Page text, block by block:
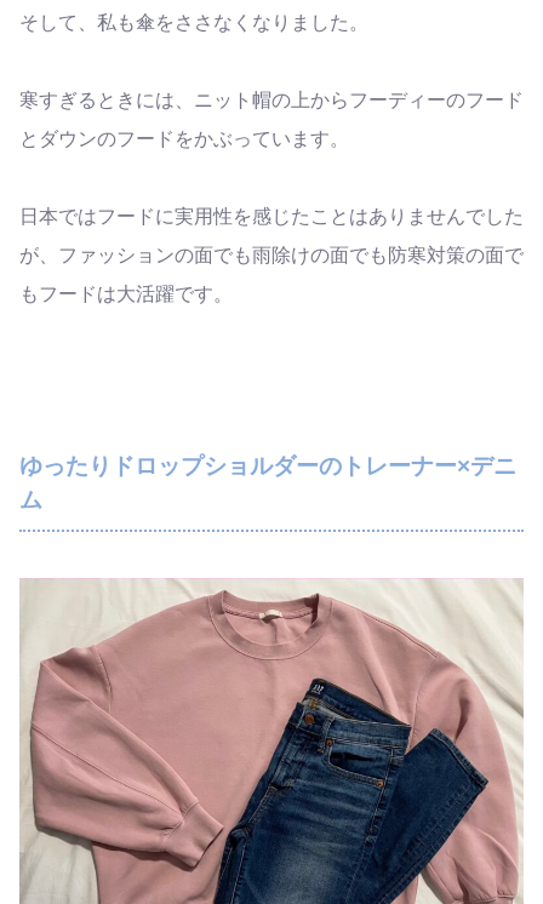
そして、私も傘をささなくなりました。
寒すぎるときには、ニット帽の上からフーディーのフード
とダウンのフードをかぶっています。
日本ではフードに実用性を感じたことはありませんでした
が、ファッションの面でも雨除けの面でも防寒対策の面で
もフードは大活躍です。
ゆったりドロップショルダーのトレーナー×デニ
ム